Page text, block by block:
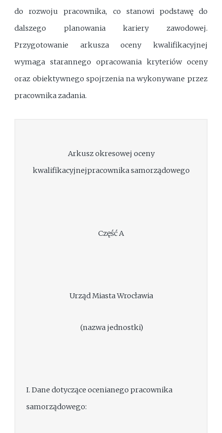
do rozwoju pracownika, co stanowi podstawę do
dalszego planowania kariery zawodowej.
Przygotowanie arkusza oceny kwalifikacyjnej
wymaga starannego opracowania kryteriów oceny
oraz obiektywnego spojrzenia na wykonywane przez
pracownika zadania.
Arkusz okresowej oceny
kwalifikacyjnejpracownika samorządowego
Część A
Urząd Miasta Wrocławia
(nazwa jednostki)
I. Dane dotyczące ocenianego pracownika
samorządowego: